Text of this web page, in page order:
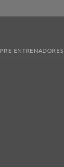
PRE-ENTRENADORES